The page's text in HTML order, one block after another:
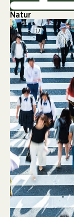
Natur